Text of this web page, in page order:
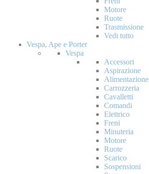
Motore
Ruote
Trasmissione
Vedi tutto
Vespa, Ape e Porter
Vespa
Accessori
Aspirazione
Alimentazione
Carrozzeria
Cavalletti
Comandi
Elettrico
Freni
Minuteria
Motore
Ruote
Scarico
Sospensioni